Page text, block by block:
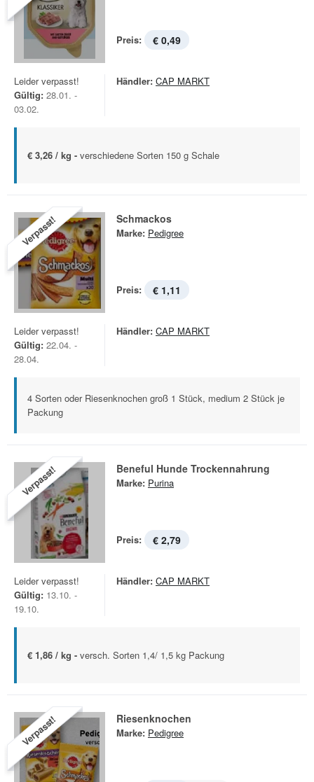
Preis: € 0,49
Leider verpasst!
Gültig: 28.01. -
03.02.
Händler: CAP MARKT
€ 3,26 / kg - verschiedene Sorten 150 g Schale
Verpasst! Schmackos
Marke: Pedigree
Preis: € 1,11
Leider verpasst!
Gültig: 22.04. -
28.04.
Händler: CAP MARKT
4 Sorten oder Riesenknochen groß 1 Stück, medium 2 Stück je
Packung
Verpasst! Beneful Hunde Trockennahrung
Marke: Purina
Preis: € 2,79
Leider verpasst!
Gültig: 13.10. -
19.10.
Händler: CAP MARKT
€ 1,86 / kg - versch. Sorten 1,4/ 1,5 kg Packung
Verpasst! Riesenknochen
Marke: Pedigree